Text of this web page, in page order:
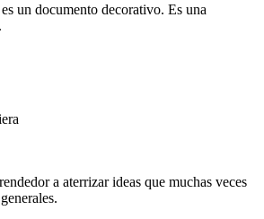
un documento decorativo. Es una
a aterrizar ideas que muchas veces